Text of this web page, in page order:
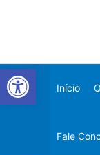
Início
Fale
Abrir a